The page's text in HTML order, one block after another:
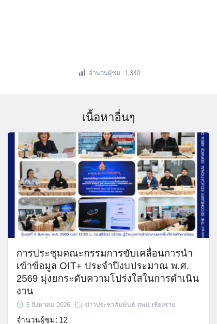
จำนวนผู้ชม: 1,340
เนื้อหาอื่นๆ